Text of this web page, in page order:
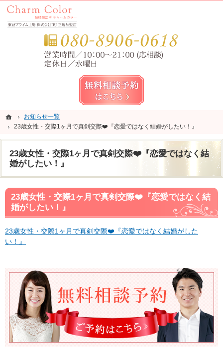
ホーム
お知らせ一覧
23歳女性・交際1ヶ月で真剣交際❤️『恋愛ではなく結婚がしたい！』
23歳女性・交際1ヶ月で真剣交際❤️『恋愛ではなく結
婚がしたい！』
錦糸町・亀戸・平井の結婚相談所なら当相談所へ。
錦糸町・亀戸・平井の結婚相談所なら短期成婚を目指すCharm Color (チャームカラー)
23歳女性・交際1ヶ月で真剣交際❤️『恋愛ではなく結
婚がしたい！』
23歳女性・交際1ヶ月で真剣交際❤️『恋愛ではなく結婚がした
い！』
ホーム
お知らせ一覧
23歳女性・交際1ヶ月で真剣交際❤️『恋愛ではなく結婚がしたい！』